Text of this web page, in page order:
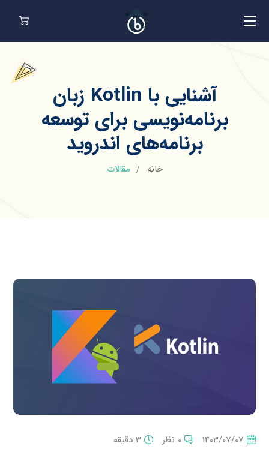
آشنایی با Kotlin زبان
برنامه‌نویسی برای توسعه
برنامه‌های اندروید
خانه مقالات
1403/07/07 0 نظر 3 دقیقه